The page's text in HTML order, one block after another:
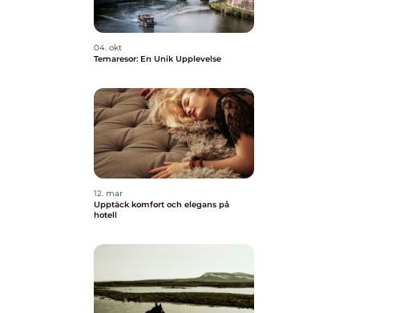
04. okt
Temaresor: En Unik Upplevelse
12. mar
Upptäck komfort och elegans på
hotell